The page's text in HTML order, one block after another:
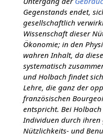
Gegenstands endet,
gesellschaftlich
Wissenschaft dieser
Ökonomie; in den
wahren Inhalt, da
systematisch
und Holbach findet
Lehre, die ganz der
französischen
entspricht. Bei
Individuen durch ihren
Nützlichkeits- und